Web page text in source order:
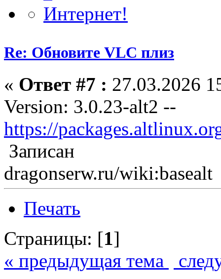
Re: Обновите VLC плиз
« Ответ #7 : 27.03.2026
Version: 3.0.23-alt2 --
https://
Записан
dragonserw.ru/wiki:basealt
Печать
Страницы: [1]
« предыдущая тема